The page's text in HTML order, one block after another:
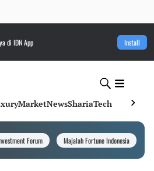
di IDN App Install
MarketNewsShariaTech
Forum Majalah Fortune Indonesia